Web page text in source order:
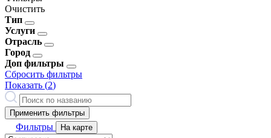
Очистить
Тип
Услуги
Отрасль
Город
Доп фильтры
Сбросить фильтры
Показать (2)
Применить фильтры
Фильтры На карте